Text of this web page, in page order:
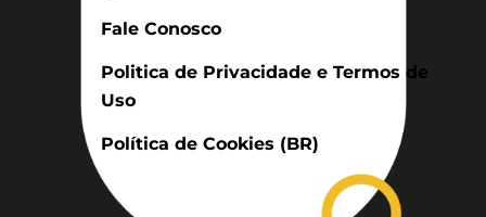
Fale Conosco
Politica de Privacidade e Termos de
Uso
Política de Cookies (BR)